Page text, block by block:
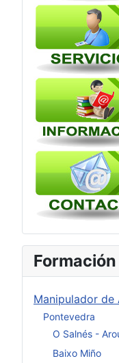
Manipulador de
Pontevedra
O Salnés -
Baixo Miño